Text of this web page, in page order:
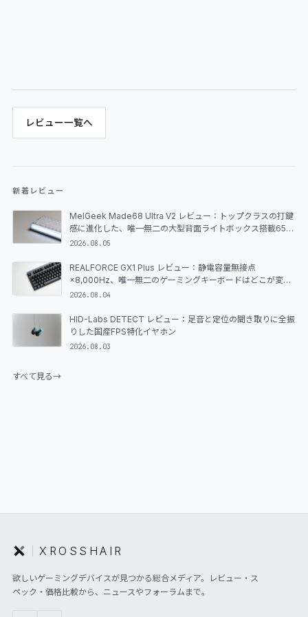
レビュー一覧へ
新着レビュー
MelGeek Made68 Ultra V2 レビュー：トップクラスの打鍵
感に進化した、唯一無二の大型背面ライトボックス搭載65%
ラピッドトリガーキーボード
2026.08.05
REALFORCE GX1 Plus レビュー：静電容量無接点
×8,000Hz、唯一無二のゲーミングキーボードはどこが変わ
ったのか
2026.08.04
HID-Labs DETECT レビュー：足音と定位の聞き取りに全振
りした国産FPS特化イヤホン
2026.08.03
すべて見る→
XROSSHAIR
欲しいゲーミングデバイスが見つかる総合メディア。レビュー・ス
ペック・価格比較から、ニュースやフォーラムまで。